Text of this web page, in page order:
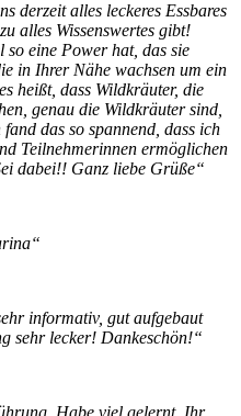
derzeit alles leckeres Essbares
alles Wissenswertes gibt!
so eine Power hat, das sie
in Ihrer Nähe wachsen um ein
heißt, dass Wildkräuter, die
genau die Wildkräuter sind,
das so spannend, dass ich
Teilnehmerinnen ermöglichen
dabei!! Ganz liebe Grüße“
informativ, gut aufgebaut
sehr lecker! Dankeschön!“